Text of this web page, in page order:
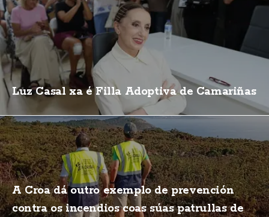
Luz Casal xa é Filla Adoptiva de Camariñas
A Croa dá outro exemplo de prevención
contra os incendios coas súas patrullas de